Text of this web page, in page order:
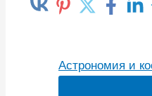
Астрономия и